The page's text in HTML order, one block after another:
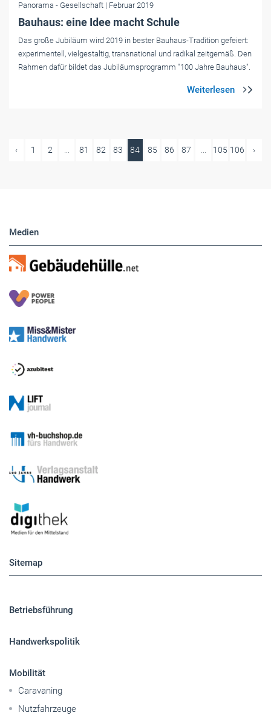
Panorama - Gesellschaft | Februar 2019
Bauhaus: eine Idee macht Schule
Das große Jubiläum wird 2019 in bester Bauhaus-Tradition gefeiert:
experimentell, vielgestaltig, transnational und radikal zeitgemäß. Den
Rahmen dafür bildet das Jubiläumsprogramm "100 Jahre Bauhaus".
‹ 1 2 ... 81 82 83 84 85 86 87 ... 105 106 ›
Medien
Sitemap
Betriebsführung
Handwerkspolitik
Mobilität
Caravaning
Nutzfahrzeuge